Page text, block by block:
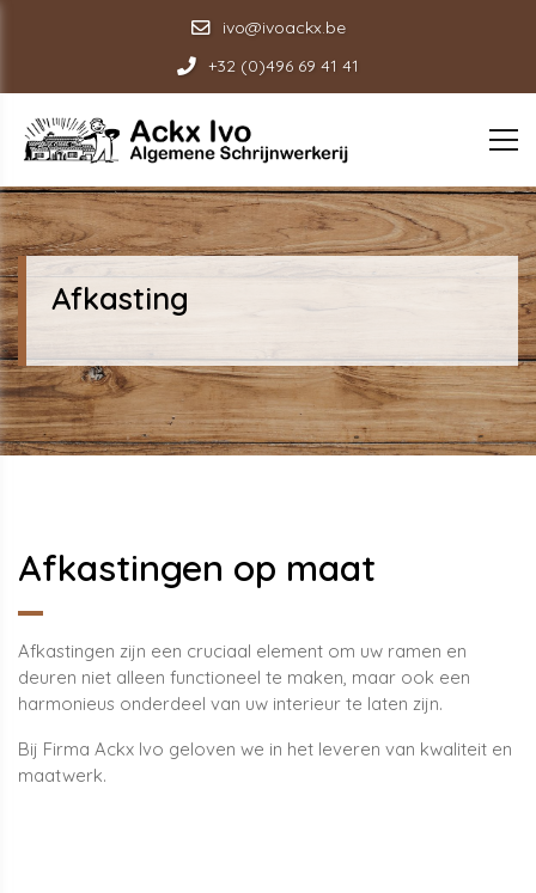
ivo@ivoackx.be
+32 (0)496 69 41 41
Afkasting
Afkastingen op maat
Afkastingen zijn een cruciaal element om uw ramen en
deuren niet alleen functioneel te maken, maar ook een
harmonieus onderdeel van uw interieur te laten zijn.
Bij Firma Ackx Ivo geloven we in het leveren van kwaliteit en
maatwerk.